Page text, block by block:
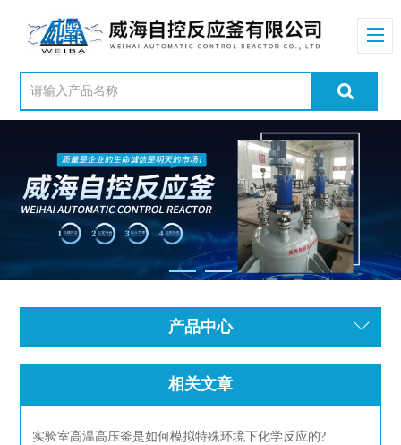
产品中心
相关文章
实验室高温高压釜是如何模拟特殊环境下化学反应的?